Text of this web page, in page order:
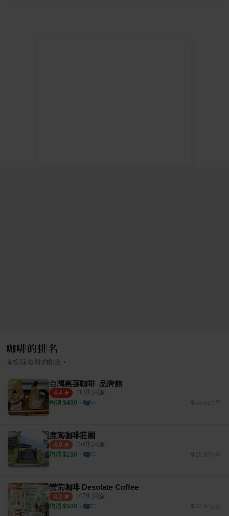
咖啡的排名
南投縣 咖啡 的排名 ›
台灣惠蓀咖啡_品牌館
4.4 （ 13則評論）
均消 $400 ・ 咖啡 24.51公里
鹿篙咖啡莊園
4.0 （ 34則評論）
均消 $150 ・ 咖啡 25.87公里
蠻荒咖啡 Desolate Coffee
4.3 （ 47則評論）
均消 $500 ・ 咖啡 23.94公里